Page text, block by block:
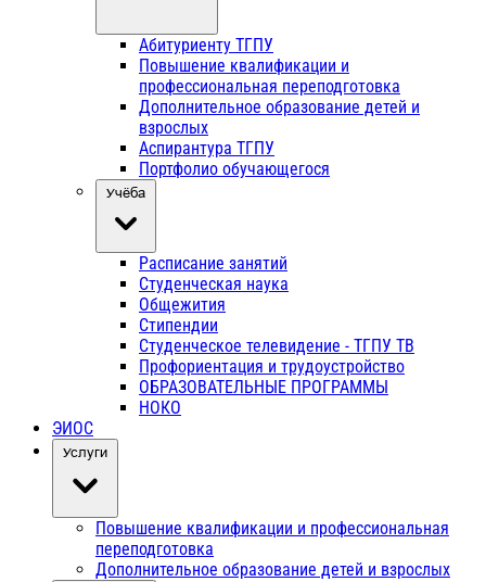
Абитуриенту ТГПУ
Повышение квалификации и
профессиональная переподготовка
Дополнительное образование детей и
взрослых
Аспирантура ТГПУ
Портфолио обучающегося
Учёба
Расписание занятий
Студенческая наука
Общежития
Стипендии
Студенческое телевидение - ТГПУ ТВ
Профориентация и трудоустройство
ОБРАЗОВАТЕЛЬНЫЕ ПРОГРАММЫ
НОКО
ЭИОС
Услуги
Повышение квалификации и профессиональная
переподготовка
Дополнительное образование детей и взрослых